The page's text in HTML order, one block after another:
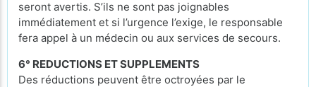
seront avertis. S’ils ne sont pas joignables
immédiatement et si l’urgence l’exige, le responsable
fera appel à un médecin ou aux services de secours.
6° REDUCTIONS ET SUPPLEMENTS
Des réductions peuvent être octroyées par le